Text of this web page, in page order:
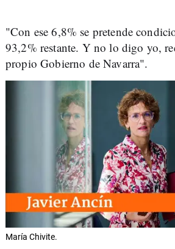
"Con ese 6,8% se pretende
93,2% restante. Y no lo digo yo,
propio Gobierno de Navarra".
María Chivite.